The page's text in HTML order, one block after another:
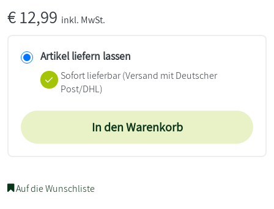
€12,99 inkl. MwSt.
Artikel liefern lassen
Sofort lieferbar(Versand mit Deutscher
Post/DHL)
In den Warenkorb
Auf die Wunschliste